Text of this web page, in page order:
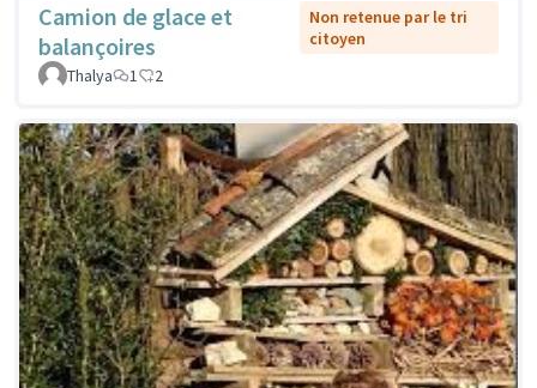
Camion de glace et
balançoires
Non retenue par le tri
citoyen
Thalya
1 2